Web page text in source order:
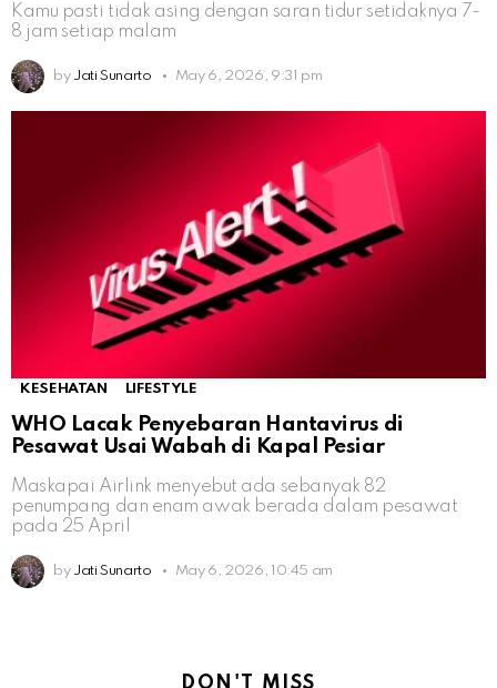
Kamu pasti tidak asing dengan saran tidur setidaknya 7-
8 jam setiap malam
by Jati Sunarto May 6, 2026, 9:31 pm
KESEHATAN LIFESTYLE
WHO Lacak Penyebaran Hantavirus di
Pesawat Usai Wabah di Kapal Pesiar
Maskapai Airlink menyebut ada sebanyak 82
penumpang dan enam awak berada dalam pesawat
pada 25 April
by Jati Sunarto May 6, 2026, 10:45 am
DON'T MISS